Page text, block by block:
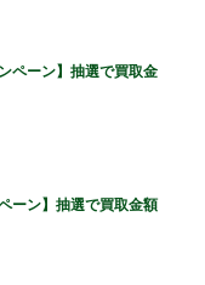
ペーン】抽選で買取金
ーン】抽選で買取金額